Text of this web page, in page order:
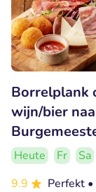
Borrelplank
wijn/bier
Heute Fr
Sa
9.9
Perfekt